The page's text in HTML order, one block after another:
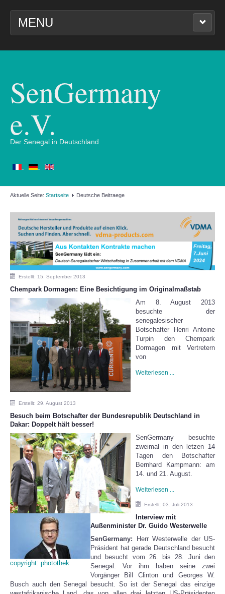
MENU
STARTSEITE
BILDER UND VIDEOS
WIRTSCHAFTSTAG 2024
SenGermany
e.V.
Der Senegal in Deutschland
Aktuelle Seite: Startseite Deutsche Beitraege
Erstellt: 15. September 2013
Chempark Dormagen: Eine Besichtigung im Originalmaßstab
Am 8. August 2013
besuchte der
senegalesischer
Botschafter Henri Antoine
Turpin den Chempark
Dormagen mit Vertretern
von
Weiterlesen ...
Erstellt: 29. August 2013
Besuch beim Botschafter der Bundesrepublik Deutschland in
Dakar: Doppelt hält besser!
SenGermany besuchte
zweimal in den letzen 14
Tagen den Botschafter
Bernhard Kampmann: am
14. und 21. August.
Weiterlesen ...
Erstellt: 03. Juli 2013
copyright: photothek
Interview mit
Außenminister Dr. Guido Westerwelle
SenGermany: Herr Westerwelle der US-
Präsident hat gerade Deutschland besucht
und besucht vom 26. bis 28. Juni den
Senegal. Vor ihm haben seine zwei
Vorgänger Bill Clinton und Georges W.
Busch auch den Senegal besucht. So ist der Senegal das einzige